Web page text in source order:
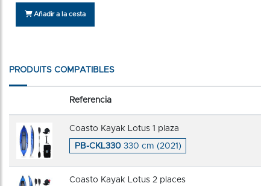
Añadir a la cesta
PRODUITS COMPATIBLES
Referencia
Coasto Kayak Lotus 1 plaza
PB-CKL330 330 cm (2021)
Coasto Kayak Lotus 2 places